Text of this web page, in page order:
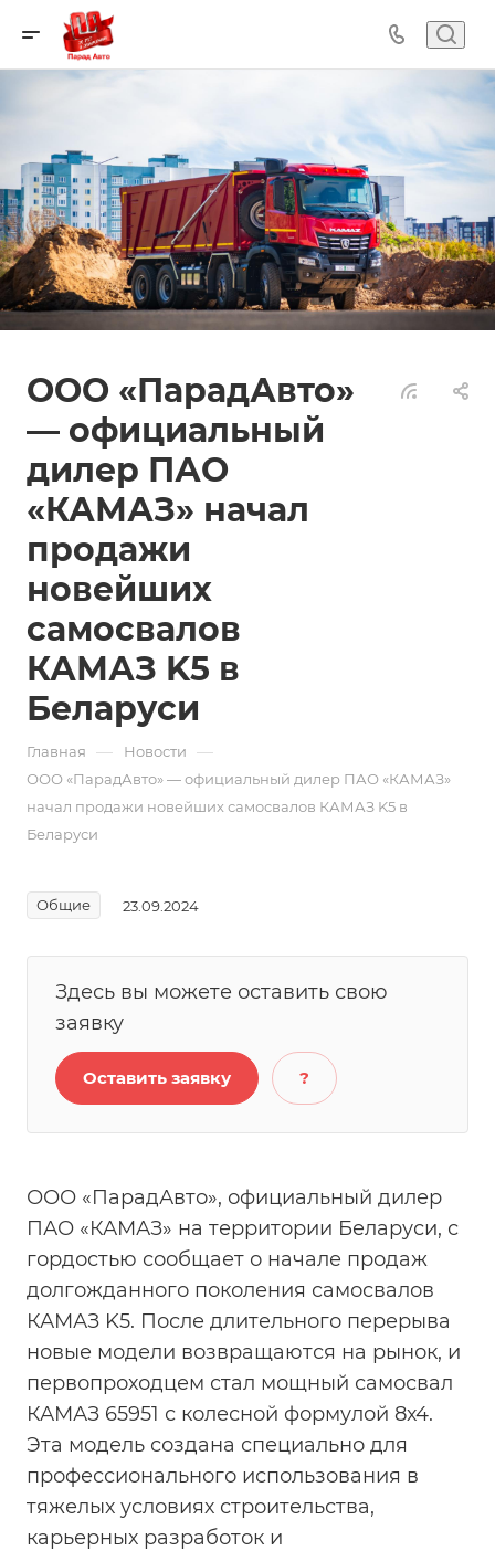
ООО «ПарадАвто»
— официальный
дилер ПАО
«КАМАЗ» начал
продажи
новейших
самосвалов
КАМАЗ K5 в
Беларуси
Главная — Новости —
ООО «ПарадАвто» — официальный дилер ПАО «КАМАЗ»
начал продажи новейших самосвалов КАМАЗ K5 в
Беларуси
Общие 23.09.2024
Здесь вы можете оставить свою
заявку
Оставить заявку ?
ООО «ПарадАвто», официальный дилер
ПАО «КАМАЗ» на территории Беларуси, с
гордостью сообщает о начале продаж
долгожданного поколения самосвалов
КАМАЗ K5. После длительного перерыва
новые модели возвращаются на рынок, и
первопроходцем стал мощный самосвал
КАМАЗ 65951 с колесной формулой 8х4.
Эта модель создана специально для
профессионального использования в
тяжелых условиях строительства,
карьерных разработок и